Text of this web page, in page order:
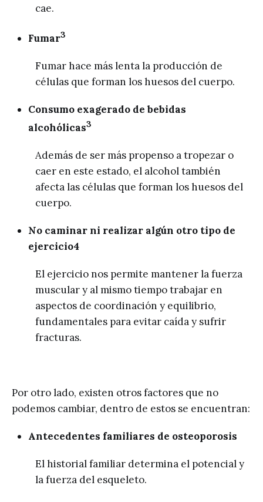
cae.
Fumar3
Fumar hace más lenta la producción de
células que forman los huesos del cuerpo.
Consumo exagerado de bebidas
alcohólicas3
Además de ser más propenso a tropezar o
caer en este estado, el alcohol también
afecta las células que forman los huesos del
cuerpo.
No caminar ni realizar algún otro tipo de
ejercicio4
El ejercicio nos permite mantener la fuerza
muscular y al mismo tiempo trabajar en
aspectos de coordinación y equilibrio,
fundamentales para evitar caída y sufrir
fracturas.
Por otro lado, existen otros factores que no
podemos cambiar, dentro de estos se encuentran:
Antecedentes familiares de osteoporosis
El historial familiar determina el potencial y
la fuerza del esqueleto.